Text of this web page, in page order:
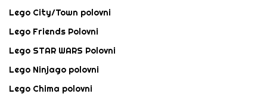
Lego City/Town polovni
Lego Friends Polovni
Lego STAR WARS Polovni
Lego Ninjago polovni
Lego Chima polovni